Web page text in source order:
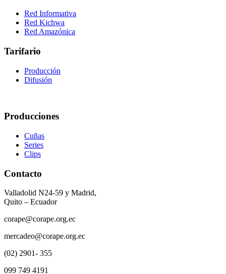
Red Informativa
Red Kichwa
Red Amazónica
Tarifario
Producción
Difusión
Producciones
Cuñas
Series
Clips
Contacto
Valladolid N24-59 y Madrid,
Quito – Ecuador
corape@corape.org.ec
mercadeo@corape.org.ec
(02) 2901- 355
099 749 4191